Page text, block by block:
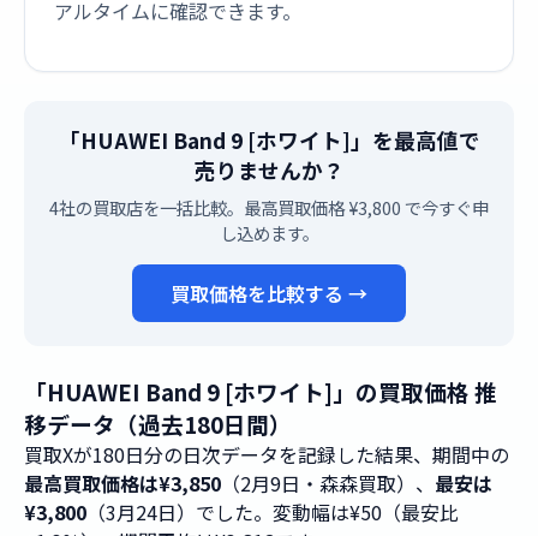
アルタイムに確認できます。
「HUAWEI Band 9 [ホワイト]」を最高値で
売りませんか？
4社の買取店を一括比較。最高買取価格 ¥3,800 で今すぐ申
し込めます。
買取価格を比較する →
「HUAWEI Band 9 [ホワイト]」の買取価格 推
移データ（過去180日間）
買取Xが180日分の日次データを記録した結果、期間中の
最高買取価格は¥3,850 （2月9日・森森買取）、 最安は
¥3,800 （3月24日）でした。変動幅は¥50（最安比